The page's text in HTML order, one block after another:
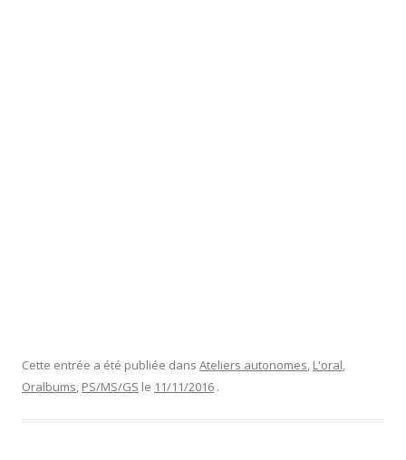
Cette entrée a été publiée dans Ateliers autonomes, L'oral,
Oralbums, PS/MS/GS le 11/11/2016 .